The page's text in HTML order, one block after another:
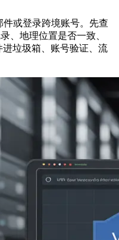
件或登录跨境账号。先查
、地理位置是否一致、
垃圾箱、账号验证、流